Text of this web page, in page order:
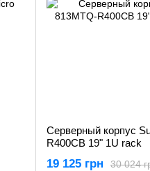
Серверный корпус
R400CB 19" 1U rack
30 024
19 125 грн